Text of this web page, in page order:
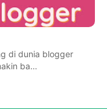
di dunia blogger
ba…